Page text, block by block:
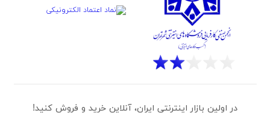
در اولین بازار اینترنتی ایران، آنلاین خرید و فروش کنید!